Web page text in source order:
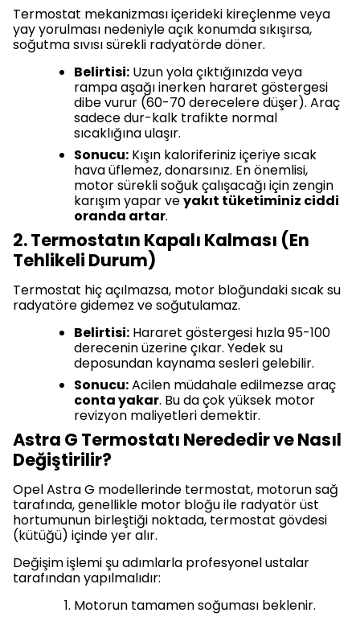
Termostat mekanizması içerideki kireçlenme veya
yay yorulması nedeniyle açık konumda sıkışırsa,
soğutma sıvısı sürekli radyatörde döner.
Belirtisi: Uzun yola çıktığınızda veya
rampa aşağı inerken hararet göstergesi
dibe vurur (60-70 derecelere düşer). Araç
sadece dur-kalk trafikte normal
sıcaklığına ulaşır.
Sonucu: Kışın kaloriferiniz içeriye sıcak
hava üflemez, donarsınız. En önemlisi,
motor sürekli soğuk çalışacağı için zengin
karışım yapar veyakıt tüketiminiz ciddi
oranda artar.
2. Termostatın Kapalı Kalması (En
Tehlikeli Durum)
Termostat hiç açılmazsa, motor bloğundaki sıcak su
radyatöre gidemez ve soğutulamaz.
Belirtisi: Hararet göstergesi hızla 95-100
derecenin üzerine çıkar. Yedek su
deposundan kaynama sesleri gelebilir.
Sonucu:Acilen müdahale edilmezse araç
conta yakar. Bu da çok yüksek motor
revizyon maliyetleri demektir.
Astra G Termostatı Nerededir ve Nasıl
Değiştirilir?
Opel Astra G modellerinde termostat, motorun sağ
tarafında, genellikle motor bloğu ile radyatör üst
hortumunun birleştiği noktada, termostat gövdesi
(kütüğü) içinde yer alır.
Değişim işlemi şu adımlarla profesyonel ustalar
tarafından yapılmalıdır:
Motorun tamamen soğuması beklenir.